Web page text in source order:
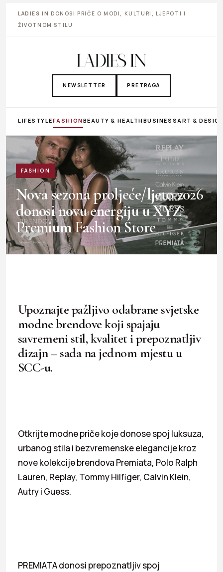
LADIES IN DONOSI PRIČE O MODI, KULTURI, LJEPOTI I
ŽIVOTNOM STILU
NEWSLETTER PRETRAGA
LIFESTYLEFASHIONBEAUTY & HEALTHBUSINESS ART &
FASHION
Nova sezona proljeće/ljeto 2026
donosi novu energiju u XYZ
Premium Fashion Store
Upoznajte pažljivo odabrane svjetske
modne brendove koji spajaju
savremeni stil, kvalitet i prepoznatljiv
dizajn – sada na jednom mjestu u
SCC-u.
Otkrijte modne priče koje donose spoj luksuza,
urbanog stila i bezvremenske elegancije kroz
nove kolekcije brendova Premiata, Polo Ralph
Lauren, Replay, Tommy Hilfiger, Calvin Klein,
Autry i Guess.
PREMIATA donosi prepoznatljiv spoj